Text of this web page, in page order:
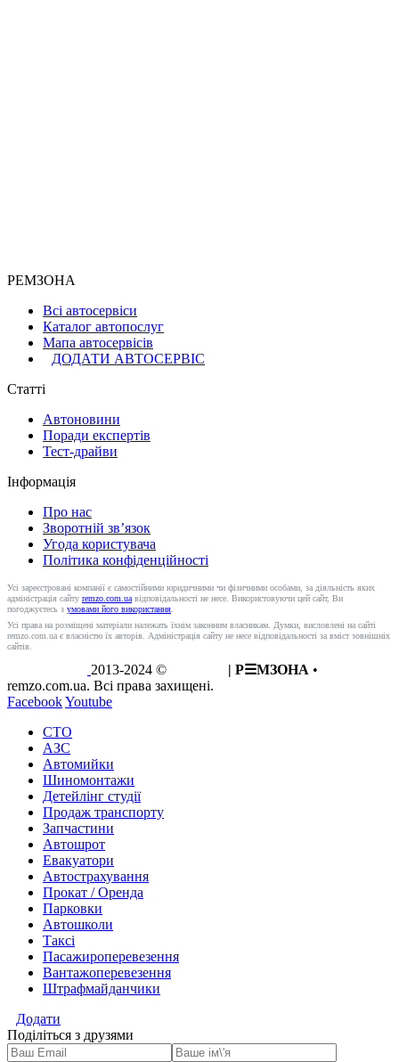
РЕМЗОНА
Всі автосервіси
Каталог автопослуг
Мапа автосервісів
ДОДАТИ АВТОСЕРВІС
Статті
Автоновини
Поради експертів
Тест-драйви
Інформація
Про нас
Зворотній зв’язок
Угода користувача
Політика конфіденційності
Усі зареєстровані компанії є самостійними юридичними чи фізичними особами, за діяльність яких
адміністрація сайту remzo.com.ua відповідальності не несе. Використовуючи цей сайт, Ви
погоджуєтесь з умовами його використання
Усі права на розміщені матеріали належать їхнім законним власникам. Думки, висловлені на сайті
remzo.com.ua є власністю їх авторів. Адміністрація сайту не несе відповідальності за вміст зовнішніх
сайтів.
2013-2024 © | Р☰МЗОНА •
remzo.com.ua. Всі права захищені.
FacebookYoutube
СТО
АЗС
Автомийки
Шиномонтажи
Детейлінг студії
Продаж транспорту
Запчастини
Автошрот
Евакуатори
Автострахування
Прокат / Оренда
Парковки
Автошколи
Таксі
Пасажироперевезення
Вантажоперевезення
Штрафмайданчики
Додати
Поділіться з друзями